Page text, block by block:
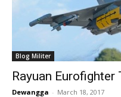
Blog Militer
Rayuan Eurofighter
Dewangga - March 18, 2017